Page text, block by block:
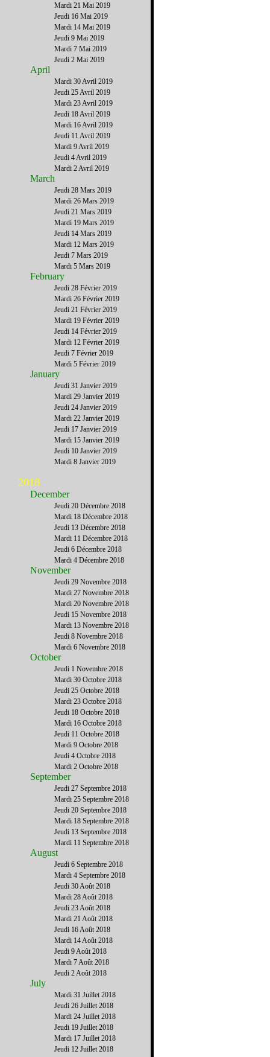
Mardi 21 Mai 2019
Jeudi 16 Mai 2019
Mardi 14 Mai 2019
Jeudi 9 Mai 2019
Mardi 7 Mai 2019
Jeudi 2 Mai 2019
April
Mardi 30 Avril 2019
Jeudi 25 Avril 2019
Mardi 23 Avril 2019
Jeudi 18 Avril 2019
Mardi 16 Avril 2019
Jeudi 11 Avril 2019
Mardi 9 Avril 2019
Jeudi 4 Avril 2019
Mardi 2 Avril 2019
March
Jeudi 28 Mars 2019
Mardi 26 Mars 2019
Jeudi 21 Mars 2019
Mardi 19 Mars 2019
Jeudi 14 Mars 2019
Mardi 12 Mars 2019
Jeudi 7 Mars 2019
Mardi 5 Mars 2019
February
Jeudi 28 Février 2019
Mardi 26 Février 2019
Jeudi 21 Février 2019
Mardi 19 Février 2019
Jeudi 14 Février 2019
Mardi 12 Février 2019
Jeudi 7 Février 2019
Mardi 5 Février 2019
January
Jeudi 31 Janvier 2019
Mardi 29 Janvier 2019
Jeudi 24 Janvier 2019
Mardi 22 Janvier 2019
Jeudi 17 Janvier 2019
Mardi 15 Janvier 2019
Jeudi 10 Janvier 2019
Mardi 8 Janvier 2019
2018
December
Jeudi 20 Décembre 2018
Mardi 18 Décembre 2018
Jeudi 13 Décembre 2018
Mardi 11 Décembre 2018
Jeudi 6 Décembre 2018
Mardi 4 Décembre 2018
November
Jeudi 29 Novembre 2018
Mardi 27 Novembre 2018
Mardi 20 Novembre 2018
Jeudi 15 Novembre 2018
Mardi 13 Novembre 2018
Jeudi 8 Novembre 2018
Mardi 6 Novembre 2018
October
Jeudi 1 Novembre 2018
Mardi 30 Octobre 2018
Jeudi 25 Octobre 2018
Mardi 23 Octobre 2018
Jeudi 18 Octobre 2018
Mardi 16 Octobre 2018
Jeudi 11 Octobre 2018
Mardi 9 Octobre 2018
Jeudi 4 Octobre 2018
Mardi 2 Octobre 2018
September
Jeudi 27 Septembre 2018
Mardi 25 Septembre 2018
Jeudi 20 Septembre 2018
Mardi 18 Septembre 2018
Jeudi 13 Septembre 2018
Mardi 11 Septembre 2018
August
Jeudi 6 Septembre 2018
Mardi 4 Septembre 2018
Jeudi 30 Août 2018
Mardi 28 Août 2018
Jeudi 23 Août 2018
Mardi 21 Août 2018
Jeudi 16 Août 2018
Mardi 14 Août 2018
Jeudi 9 Août 2018
Mardi 7 Août 2018
Jeudi 2 Août 2018
July
Mardi 31 Juillet 2018
Jeudi 26 Juillet 2018
Mardi 24 Juillet 2018
Jeudi 19 Juillet 2018
Mardi 17 Juillet 2018
Jeudi 12 Juillet 2018